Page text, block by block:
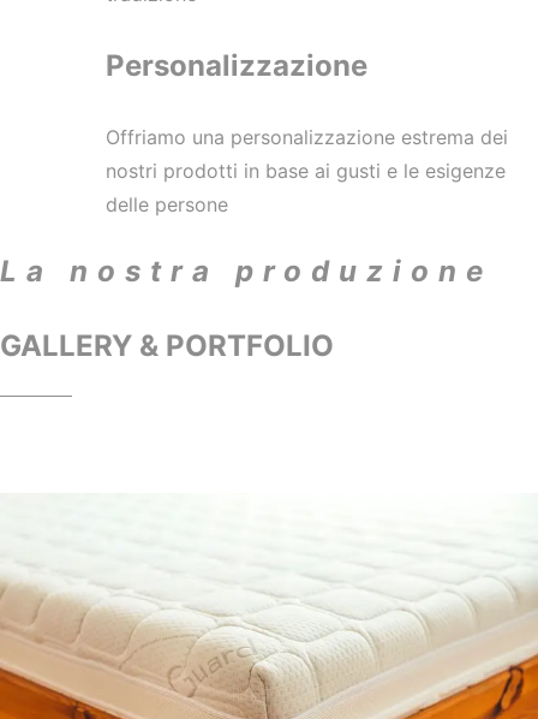
Personalizzazione
Offriamo una personalizzazione estrema dei
nostri prodotti in base ai gusti e le esigenze
delle persone
La nostra produzione
GALLERY & PORTFOLIO